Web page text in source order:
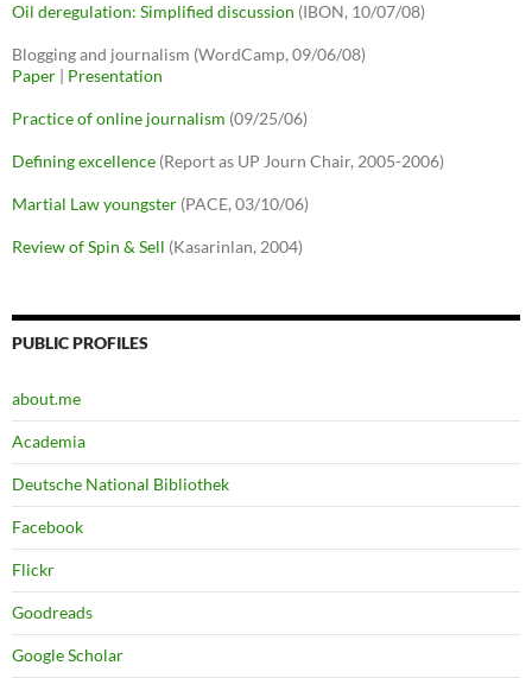
Oil deregulation: Simplified discussion (IBON, 10/07/08)
Blogging and journalism (WordCamp, 09/06/08)
Paper | Presentation
Practice of online journalism (09/25/06)
Defining excellence (Report as UP Journ Chair, 2005-2006)
Martial Law youngster (PACE, 03/10/06)
Review of Spin & Sell (Kasarinlan, 2004)
PUBLIC PROFILES
about.me
Academia
Deutsche National Bibliothek
Facebook
Flickr
Goodreads
Google Scholar